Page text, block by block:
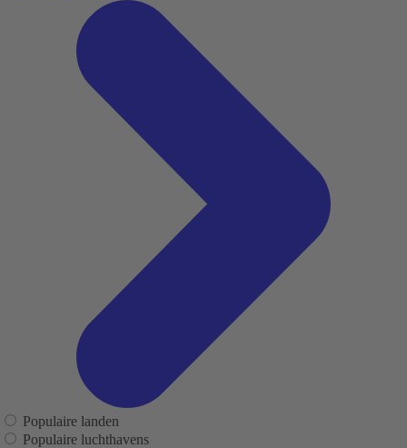
Populaire landen
Populaire luchthavens